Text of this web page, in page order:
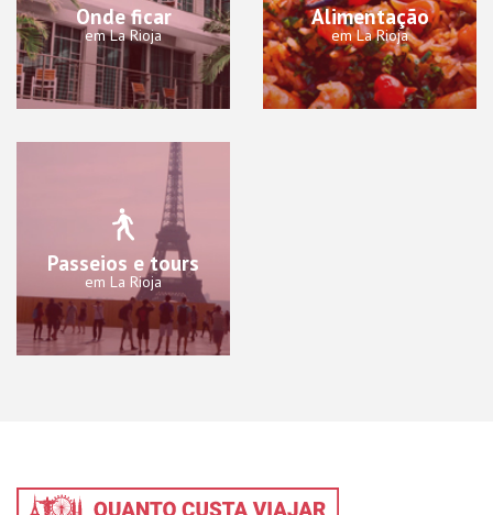
Onde ficar
em La Rioja
Alimentação
em La Rioja
Passeios e tours
em La Rioja